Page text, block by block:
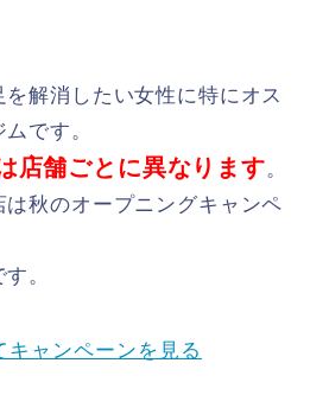
解消したい女性に特にオス
です。
店舗ごとに異なります。
秋のオープニングキャンペ
。
キャンペーンを見る